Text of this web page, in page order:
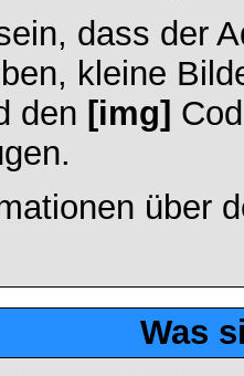
dass der
kleine
den [img]
über
Was